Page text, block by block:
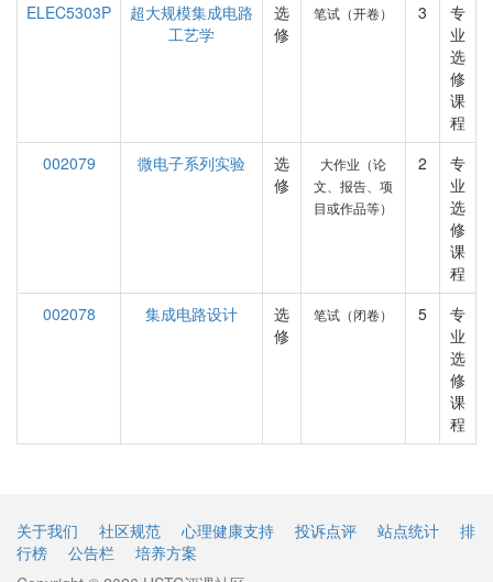
ELEC5303P
超大规模集成电路
工艺学
选
修
笔试（开卷） 3
专
业
选
修
课
程
002079
微电子系列实验
选
修
大作业（论
文、报告、项
目或作品等）
2
专
业
选
修
课
程
002078
集成电路设计
选
修
笔试（闭卷） 5
专
业
选
修
课
程
关于我们 社区规范 心理健康支持 投诉点评 站点统计
排
行榜
公告栏
培养方案